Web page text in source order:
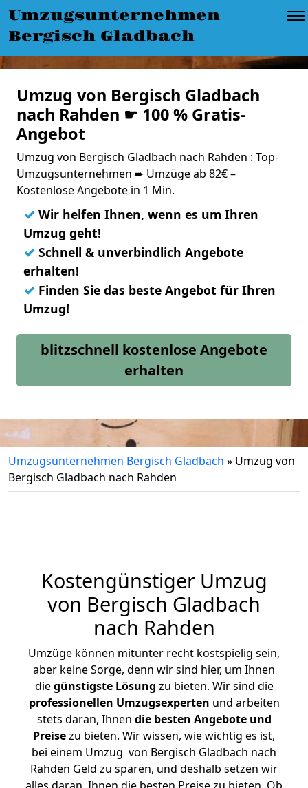
Umzugsunternehmen
Bergisch Gladbach
Umzug von Bergisch Gladbach
nach Rahden ☛ 100 % Gratis-
Angebot
Umzug von Bergisch Gladbach nach Rahden : Top-
Umzugsunternehmen ➨ Umzüge ab 82€ –
Kostenlose Angebote in 1 Min.
✓ Wir helfen Ihnen, wenn es um Ihren
Umzug geht!
✓ Schnell & unverbindlich Angebote
erhalten!
✓ Finden Sie das beste Angebot für Ihren
Umzug!
blitzschnell kostenlose Angebote
erhalten
Umzugsunternehmen Bergisch Gladbach » Umzug von
Bergisch Gladbach nach Rahden
Kostengünstiger Umzug
von Bergisch Gladbach
nach Rahden
Umzüge können mitunter recht kostspielig sein,
aber keine Sorge, denn wir sind hier, um Ihnen
diegünstigste Lösung zu bieten. Wir sind die
professionellen Umzugsexperten und arbeiten
stets daran, Ihnen die besten Angebote und
Preisezu bieten. Wir wissen, wie wichtig es ist,
bei einem Umzug von Bergisch Gladbach nach
Rahden Geld zu sparen, und deshalb setzen wir